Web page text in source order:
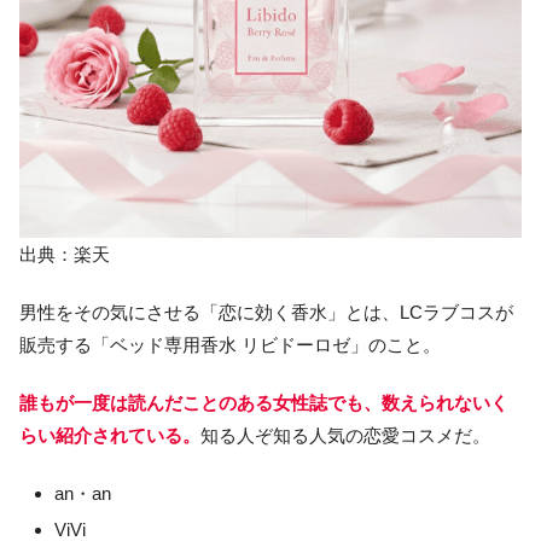
出典：楽天
男性をその気にさせる「恋に効く香水」とは、LCラブコスが
販売する「ベッド専用香水 リビドーロゼ」のこと。
誰もが一度は読んだことのある女性誌でも、数えられないく
らい紹介されている。 知る人ぞ知る人気の恋愛コスメだ。
an・an
ViVi